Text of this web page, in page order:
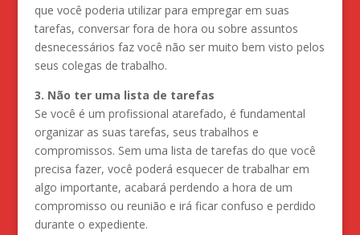
que você poderia utilizar para empregar em suas
tarefas, conversar fora de hora ou sobre assuntos
desnecessários faz você não ser muito bem visto pelos
seus colegas de trabalho.
3. Não ter uma lista de tarefas
Se você é um profissional atarefado, é fundamental
organizar as suas tarefas, seus trabalhos e
compromissos. Sem uma lista de tarefas do que você
precisa fazer, você poderá esquecer de trabalhar em
algo importante, acabará perdendo a hora de um
compromisso ou reunião e irá ficar confuso e perdido
durante o expediente.